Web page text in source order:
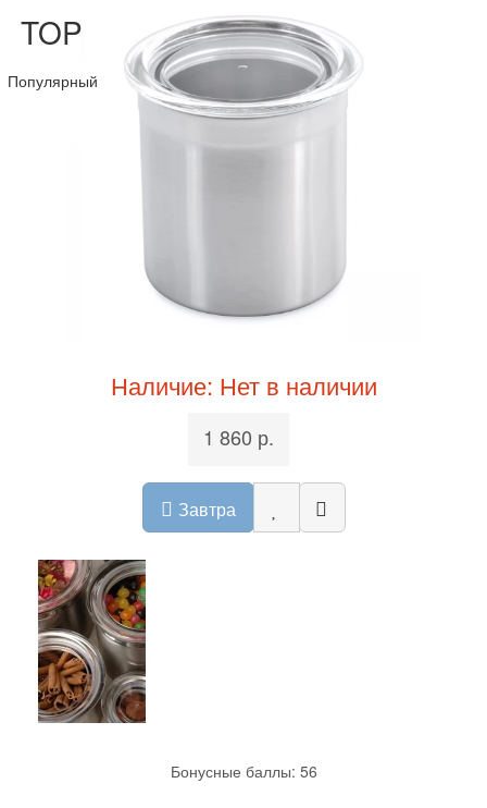
TOP
Популярный
Наличие: Нет в наличии
1 860 р.
Завтра
Бонусные баллы: 56